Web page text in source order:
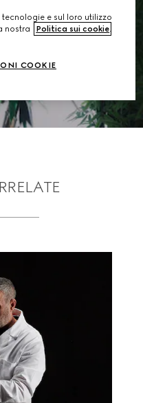
e sul loro utilizzo
nostra
Politica sui cookie.
COOKIE